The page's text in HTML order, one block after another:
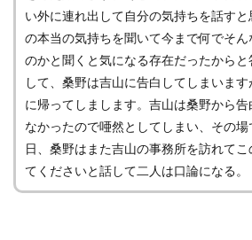
い外に連れ出して自分の気持ちを話す
の本当の気持ちを聞いて今まで何でそ
のかと聞くと気になる存在だったから
して、桑野は吉山に告白してしまいま
に帰ってしまします。吉山は桑野から
なかったので唖然としてしまい、その
日、桑野はまた吉山の事務所を訪れて
てくださいと話して二人は口論になる。